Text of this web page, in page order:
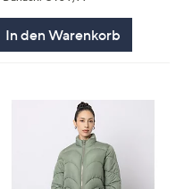
In den Warenkorb